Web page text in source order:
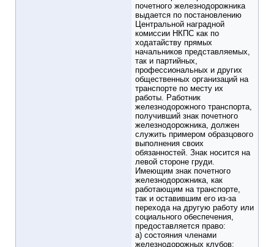
почетного железнодорожника
выдается по постановлению
Центральной наградной
комиссии НКПС как по
ходатайству прямых
начальников представляемых,
так и партийных,
профессиональных и других
общественных организаций на
транспорте по месту их
работы. Работник
железнодорожного транспорта,
получивший знак почетного
железнодорожника, должен
служить примером образцового
выполнения своих
обязанностей. Знак носится на
левой стороне груди.
Имеющим знак почетного
железнодорожника, как
работающим на транспорте,
так и оставившим его из-за
перехода на другую работу или
социального обеспечения,
предоставляется право:
а) состояния членами
железнодорожных клубов;